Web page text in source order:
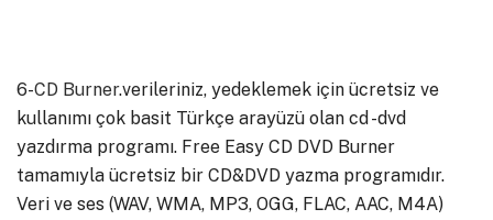
6-CD Burner.verileriniz, yedeklemek için ücretsiz ve
kullanımı çok basit Türkçe arayüzü olan cd -dvd
yazdırma programı. Free Easy CD DVD Burner
tamamıyla ücretsiz bir CD&DVD yazma programıdır.
Veri ve ses (WAV, WMA, MP3, OGG, FLAC, AAC, M4A)